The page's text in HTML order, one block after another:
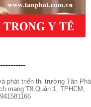
phát triển thị trường Tân
mạng T8,Quận 1, TPHCM,